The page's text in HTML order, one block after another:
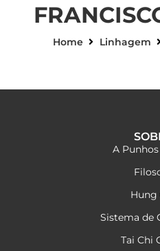
Home Linhagem
A
Hung
Sistema de
Tai Chi